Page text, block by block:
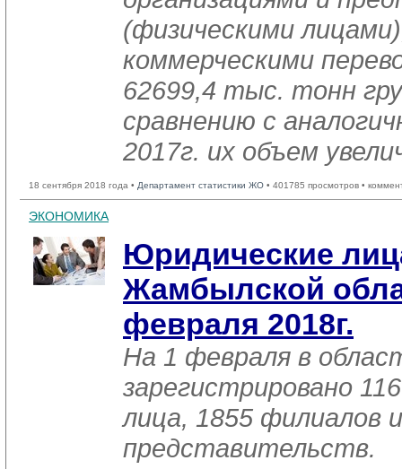
(физическими
коммерческими
62699,4 тыс. тонн
сравнению с
2017г. их объем
18 сентября 2018 года • Департамент статистики ЖО • 401785 просмотров •
ЭКОНОМИКА
Юридические
Жамбылской
февраля 2018г.
На 1 февраля в
зарегистрировано
лица, 1855 филиалов и
представительств.